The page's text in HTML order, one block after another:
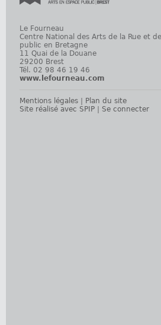
Le Fourneau
Centre National des Arts de la Rue et
public en Bretagne
11 Quai de la Douane
29200 Brest
Tél. 02 98 46 19 46
www.lefourneau.com
Mentions légales
Plan du site
Site réalisé avec SPIP
Se connecter